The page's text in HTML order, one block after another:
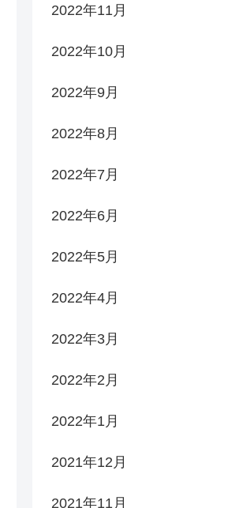
2022年11月
2022年10月
2022年9月
2022年8月
2022年7月
2022年6月
2022年5月
2022年4月
2022年3月
2022年2月
2022年1月
2021年12月
2021年11月